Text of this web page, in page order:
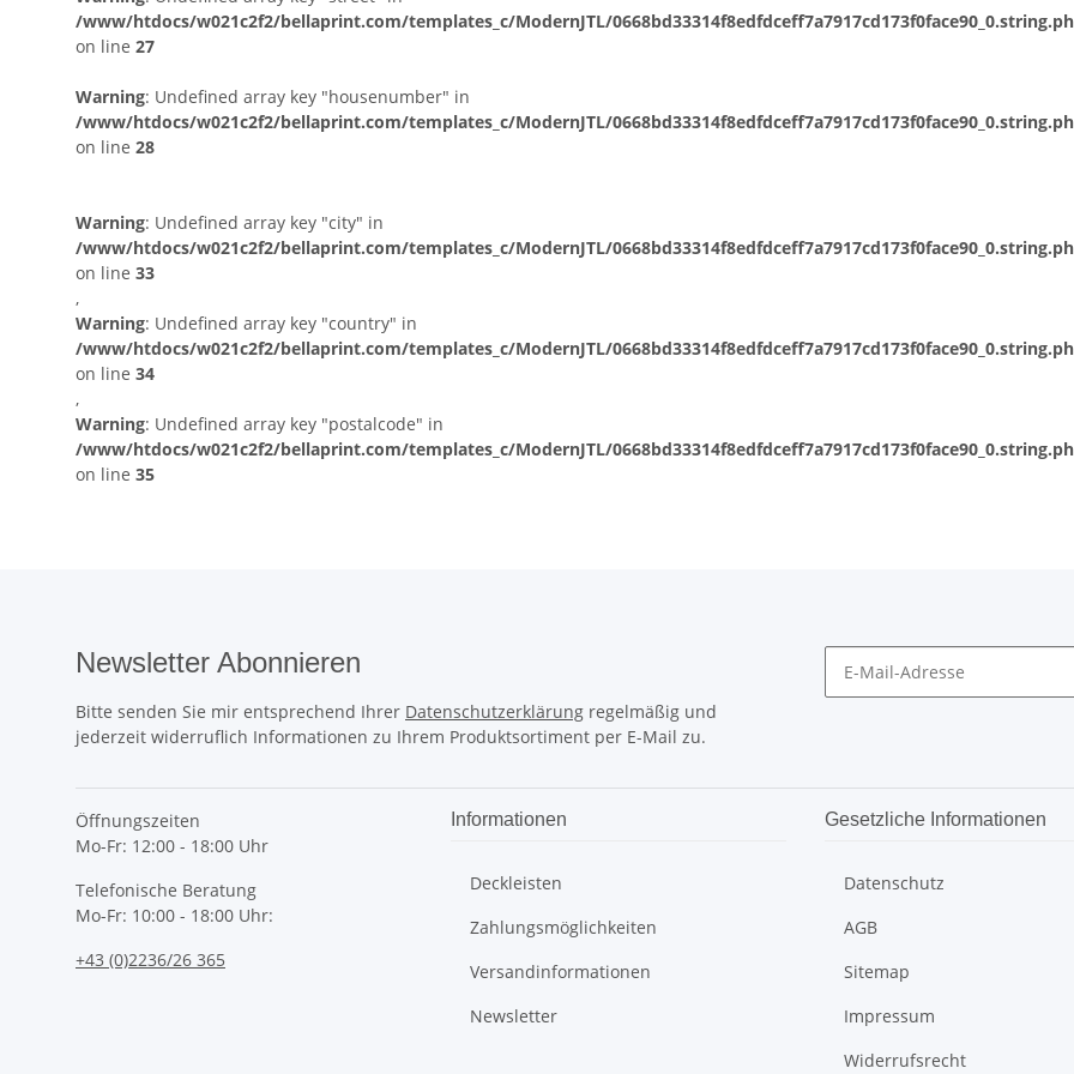
/www/htdocs/w021c2f2/bellaprint.com/templates_c/ModernJTL/
on line 27
Warning: Undefined array key "housenumber" in
/www/htdocs/w021c2f2/bellaprint.com/templates_c/ModernJTL/
on line 28
Warning: Undefined array key "city" in
/www/htdocs/w021c2f2/bellaprint.com/templates_c/ModernJTL/
on line 33
,
Warning: Undefined array key "country" in
/www/htdocs/w021c2f2/bellaprint.com/templates_c/ModernJTL/
on line 34
,
Warning: Undefined array key "postalcode" in
/www/htdocs/w021c2f2/bellaprint.com/templates_c/ModernJTL/
on line 35
Newsletter Abonnieren
Bitte senden Sie mir entsprechend Ihrer Datenschutzerklärung regelmäßig und
jederzeit widerruflich Informationen zu Ihrem Produktsortiment per E-Mail zu.
Öffnungszeiten
Mo-Fr: 12:00 - 18:00 Uhr
Telefonische Beratung
Mo-Fr: 10:00 - 18:00 Uhr:
+43 (0)2236/26 365
Informationen
Deckleisten
Zahlungsmöglichkeiten
Versandinformationen
Newsletter
Gesetzliche Informationen
Datenschutz
AGB
Sitemap
Impressum
Widerrufsrecht